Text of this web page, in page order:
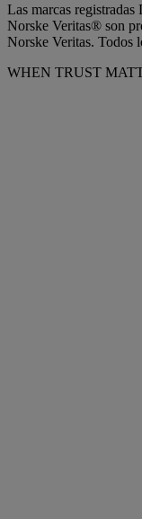
Las marcas
Norske Veritas® son
Norske Veritas. Todos
WHEN TRUST